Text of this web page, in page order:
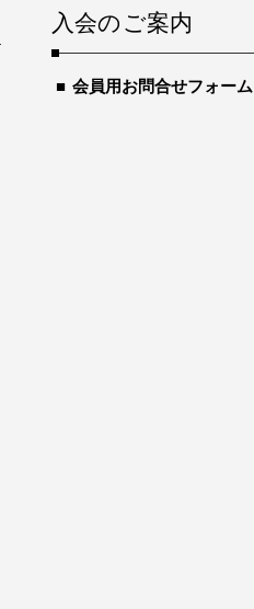
入会のご案内
会員用お問合せフォーム